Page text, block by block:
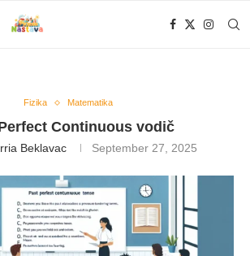
Fizika Matematika
Continuous vodič
Beklavac September 27, 2025